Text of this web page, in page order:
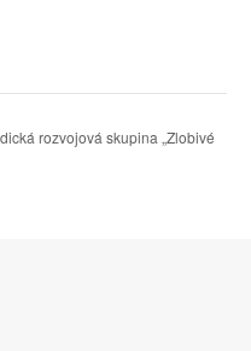
rozvojová skupina „Zlobivé